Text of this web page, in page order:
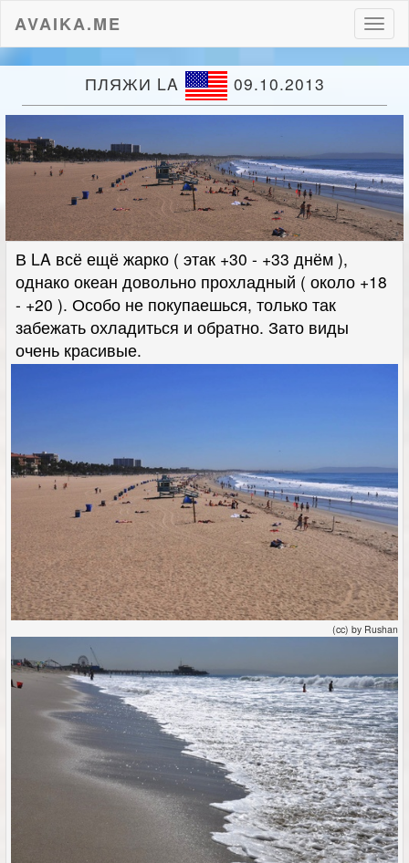
AVAIKA.ME
ПЛЯЖИ LA 09.10.2013
В LA всё ещё жарко ( этак +30 - +33 днём ),
однако океан довольно прохладный ( около +18
- +20 ). Особо не покупаешься, только так
забежать охладиться и обратно. Зато виды
очень красивые.
(cc) by Rushan